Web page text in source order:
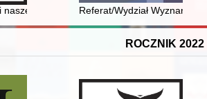
kresach imperium na łamach
pamięci Referat/Wydział
ROCZNIK 2022